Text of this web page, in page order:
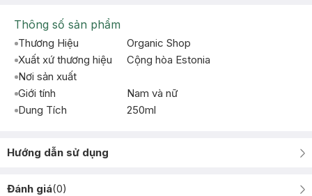
Thông số sản phẩm
Thương Hiệu
Organic Shop
Xuất xứ thương hiệu
Cộng hòa Estonia
Nơi sản xuất
Giới tính
Nam và nữ
Dung Tích
250ml
Hướng dẫn sử dụng
Đánh giá(0)